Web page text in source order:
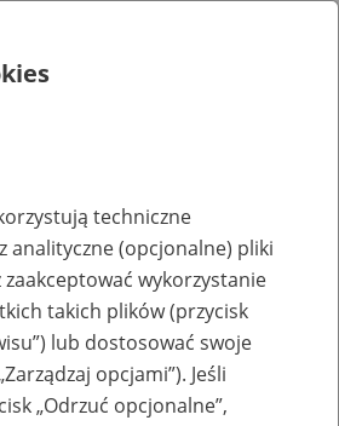
techniczne
analityczne (opcjonalne) pliki
zaakceptować wykorzystanie
takich plików (przycisk
lub dostosować swoje
opcjami”). Jeśli
„Odrzuć opcjonalne”,